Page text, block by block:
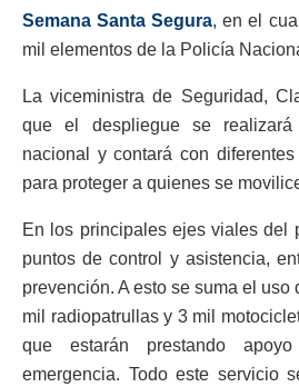
Semana Santa Segura, en el
mil elementos de la Policía
La viceministra de Seguridad,
que el despliegue se
nacional y contará con
para proteger a quienes se
En los principales ejes viales del
puntos de control y asistencia,
prevención. A esto se suma el uso
mil radiopatrullas y 3 mil
que estarán prestando
emergencia. Todo este servicio